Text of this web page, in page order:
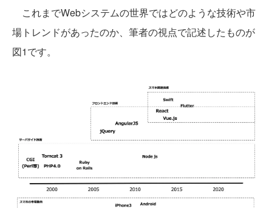
これまでWebシステムの世界ではどのような技術や市
場トレンドがあったのか、筆者の視点で記述したものが
図1です。